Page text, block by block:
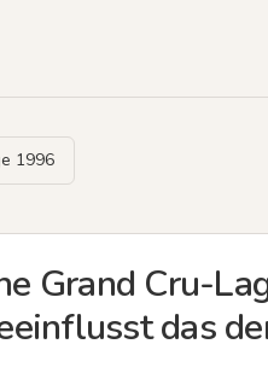
1996
Grand Cru-
das